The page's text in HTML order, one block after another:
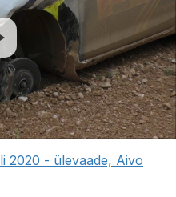
2020 - ülevaade, Aivo